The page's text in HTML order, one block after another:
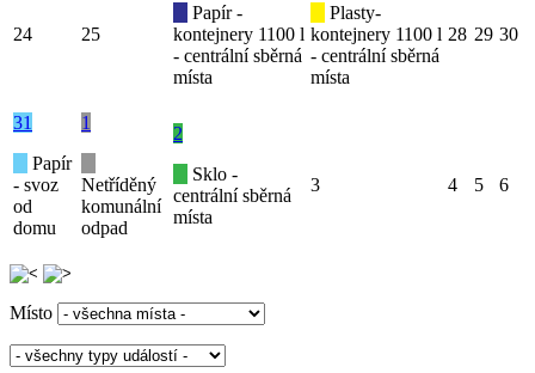
24 25
Papír -
kontejnery 1100 l
- centrální sběrná
místa
Plasty-
kontejnery 1100 l
- centrální sběrná
místa
28 29 30
31
Papír
- svoz
od
domu
1
Netříděný
komunální
odpad
2
Sklo -
centrální sběrná
místa
3 4 5 6
Místo